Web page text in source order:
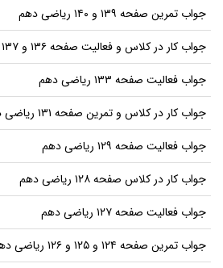
جواب تمرین صفحه ۱۳۹ و ۱۴۰ ریاضی دهم
جواب کار در کلاس و فعالیت صفحه ۱۳۶ و ۱۳۷ و ۱۳۸ ریاضی دهم
جواب فعالیت صفحه ۱۳۳ ریاضی دهم
جواب کار در کلاس و تمرین صفحه ۱۳۱ ریاضی دهم
جواب فعالیت صفحه ۱۲۹ ریاضی دهم
جواب کار در کلاس صفحه ۱۲۸ ریاضی دهم
جواب فعالیت صفحه ۱۲۷ ریاضی دهم
جواب تمرین صفحه ۱۲۴ و ۱۲۵ و ۱۲۶ ریاضی دهم